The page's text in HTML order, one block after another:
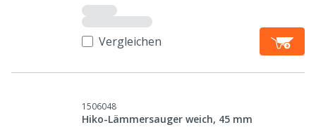
Vergleichen
1506048
Hiko-Lämmersauger weich, 45 mm